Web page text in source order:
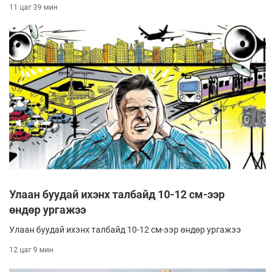
11 цаг 39 мин
Улаан буудай ихэнх талбайд 10-12 см-ээр
өндөр ургажээ
Улаан буудай ихэнх талбайд 10-12 см-ээр өндөр ургажээ
12 цаг 9 мин